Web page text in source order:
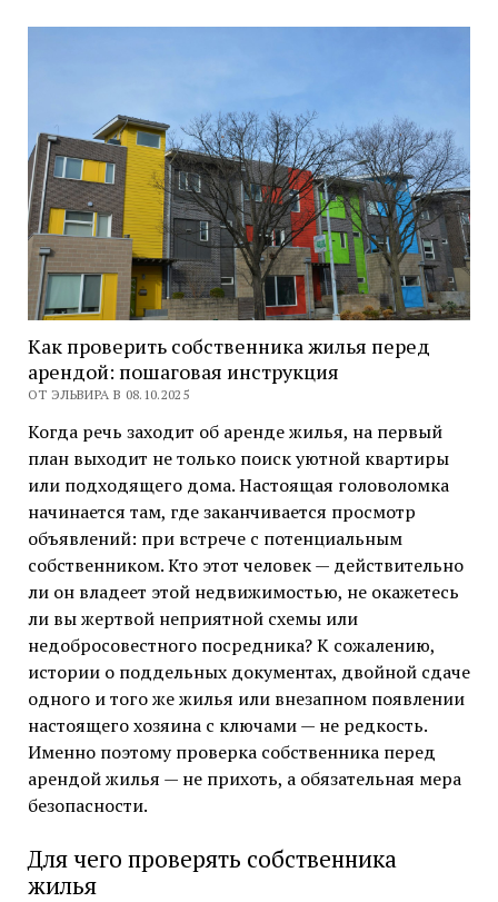
Как проверить собственника жилья перед
арендой: пошаговая инструкция
ОТ ЭЛЬВИРА В 08.10.2025
Когда речь заходит об аренде жилья, на первый
план выходит не только поиск уютной квартиры
или подходящего дома. Настоящая головоломка
начинается там, где заканчивается просмотр
объявлений: при встрече с потенциальным
собственником. Кто этот человек — действительно
ли он владеет этой недвижимостью, не окажетесь
ли вы жертвой неприятной схемы или
недобросовестного посредника? К сожалению,
истории о поддельных документах, двойной сдаче
одного и того же жилья или внезапном появлении
настоящего хозяина с ключами — не редкость.
Именно поэтому проверка собственника перед
арендой жилья — не прихоть, а обязательная мера
безопасности.
Для чего проверять собственника
жилья